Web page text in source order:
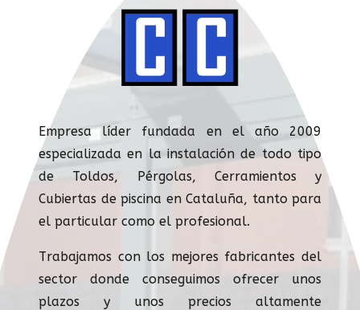
Empresa líder fundada en el año 2009
especializada en la instalación de todo tipo
de Toldos, Pérgolas, Cerramientos y
Cubiertas de piscina en Cataluña, tanto para
el particular como el profesional.
Trabajamos con los mejores fabricantes del
sector donde conseguimos ofrecer unos
plazos y unos precios altamente